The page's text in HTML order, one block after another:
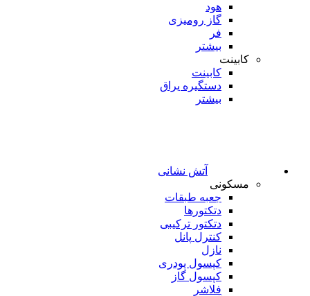
هود
گاز رومیزی
فر
بیشتر
کابینت
کابینت
دستگیره یراق
بیشتر
آتش نشانی
مسکونی
جعبه طبقات
دتکتورها
دتکتور ترکیبی
کنترل پانل
نازل
کپسول پودری
کپسول گاز
فلاشر